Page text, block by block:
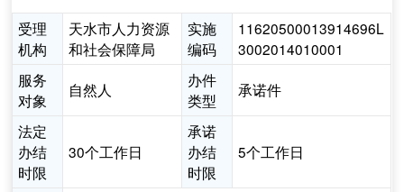
受理
机构
天水市人力资源
和社会保障局
实施
编码
11620500013914696L
3002014010001
服务
对象
自然人
办件
类型
承诺件
法定
办结
时限
30个工作日
承诺
办结
时限
5个工作日